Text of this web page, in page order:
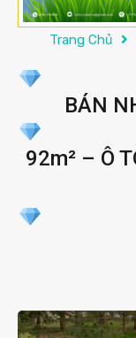
Trang Chủ
BÁN
92m² – Ô